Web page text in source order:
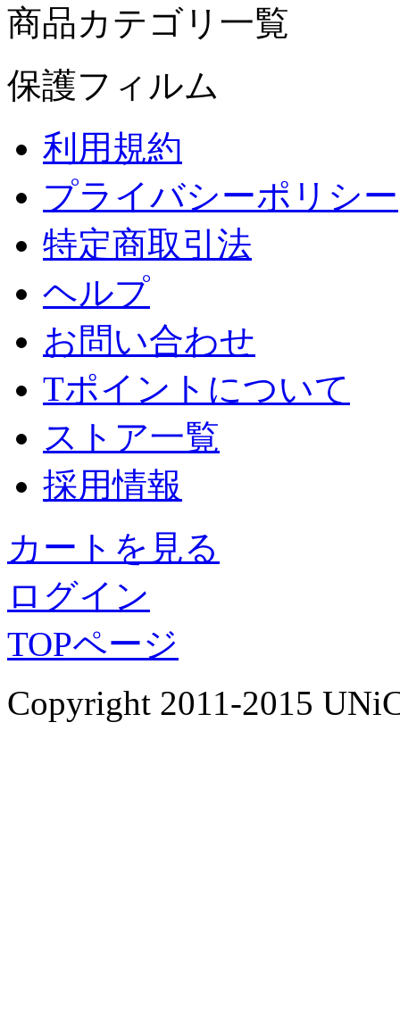
商品カテゴリ一覧
保護フィルム
利用規約
プライバシーポリシー
特定商取引法
ヘルプ
お問い合わせ
Tポイントについて
ストア一覧
採用情報
カートを見る
ログイン
TOPページ
Copyright 2011-2015